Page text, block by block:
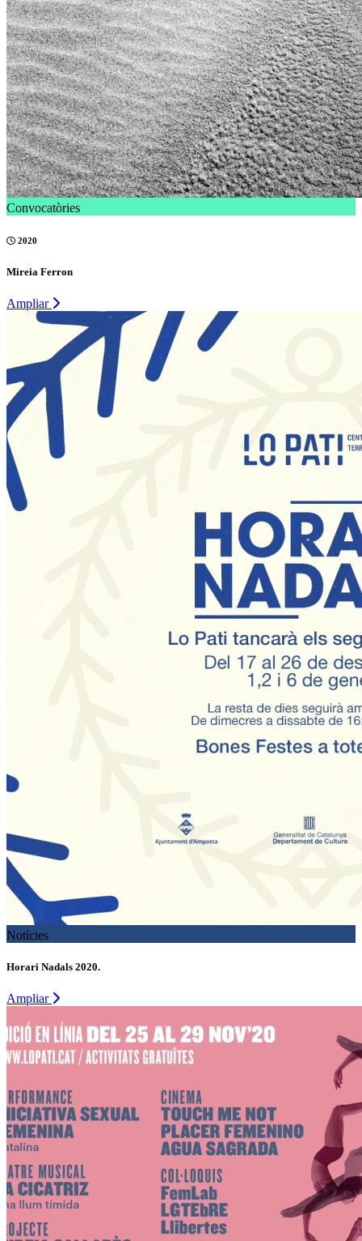
Convocatòries
2020
Mireia Ferron
Ampliar
Notícies
Horari Nadals 2020.
Ampliar